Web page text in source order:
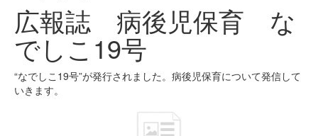
広報誌 病後児保育 な
でしこ19号
“なでしこ19号”が発行されました。病後児保育について発信して
いきます。